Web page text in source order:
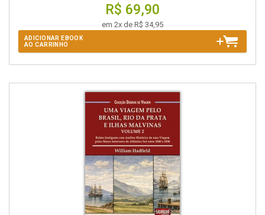
R$ 69,90
em 2x de R$ 34,95
ADICIONAR EBOOK
AO CARRINHO